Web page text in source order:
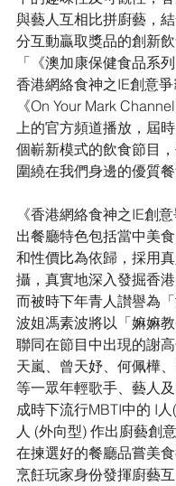
與藝人互相比拼廚藝，
分互動贏取獎品的創新飲
「《澳加康保健食品系
香港網絡食神之IE創意
《On Your Mark
上的官方頻道播放，屆
個嶄新模式的飲食節目
圍繞在我們身邊的優質餐
《香港網絡食神之IE創
出餐廳特色包括當中美
和性價比為依歸，採用
攝，真實地深入發掘香港
而被時下年青人讃譽為
波姐馮素波將以「嫲嫲教
聯同在節目中出現的謝
天嵐、曾天妤、何佩樺
等一眾年輕歌手、藝人
成時下流行MBTI中的 I人
人 (外向型) 作出廚藝創
在揀選好的餐廳品嘗美
烹飪玩家身份發揮廚藝